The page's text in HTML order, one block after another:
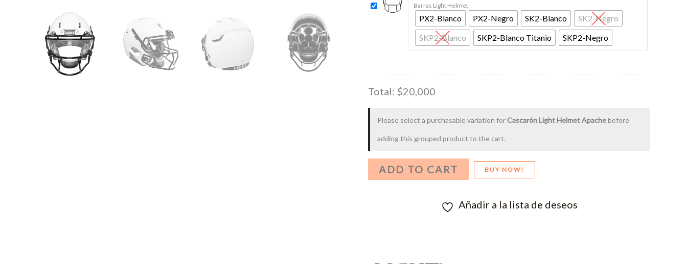
precios:
desde
$3,000
Barras Light Helmet
PX2-Blanco PX2-Negro SK2-Blanco
SK2-Negro
SKP2-Blanco
SKP2-Blanco Titanio SKP2-Negro
Total: $20,000
Please select a purchasable variation for Cascarón Light Helmet Apachebefore
adding this grouped product to the cart.
ADD TO CART BUY NOW!
Añadir a la lista de deseos